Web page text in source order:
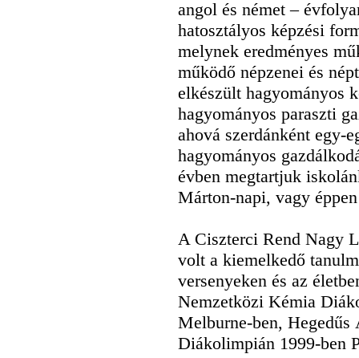
angol és német –
hatosztályos képzési
melynek eredményes
működő népzenei és
elkészült hagyományos
hagyományos paraszti
ahová szerdánként egy-
hagyományos
évben megtartjuk
Márton-napi, vagy
A Ciszterci Rend Nagy
volt a kiemelkedő
versenyeken és az
Nemzetközi Kémia
Melburne-ben,
Diákolimpián 1999-ben